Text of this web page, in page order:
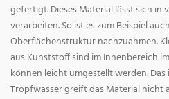
gefertigt. Dieses Material lässt sich in
verarbeiten. So ist es zum Beispiel
Oberflächenstruktur nachzuahmen.
aus Kunststoff sind im Innenbereich
können leicht umgestellt werden.
Tropfwasser greift das Material nicht